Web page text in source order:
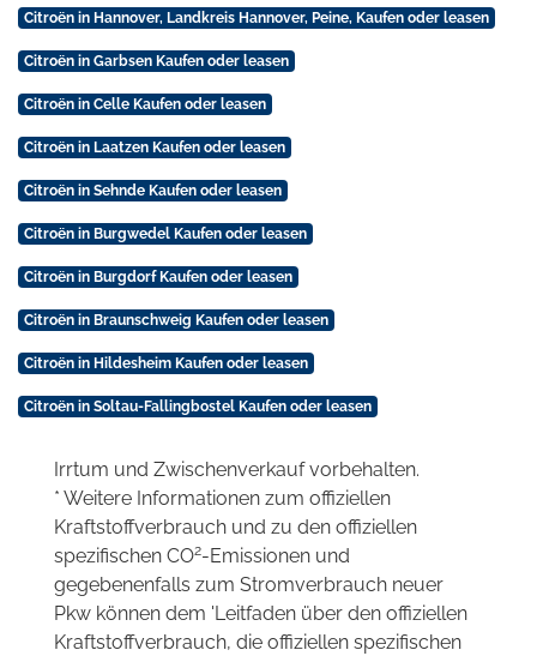
Citroën in Hannover, Landkreis Hannover, Peine, Kaufen oder leasen
Citroën in Garbsen Kaufen oder leasen
Citroën in Celle Kaufen oder leasen
Citroën in Laatzen Kaufen oder leasen
Citroën in Sehnde Kaufen oder leasen
Citroën in Burgwedel Kaufen oder leasen
Citroën in Burgdorf Kaufen oder leasen
Citroën in Braunschweig Kaufen oder leasen
Citroën in Hildesheim Kaufen oder leasen
Citroën in Soltau-Fallingbostel Kaufen oder leasen
Irrtum und Zwischenverkauf vorbehalten.
* Weitere Informationen zum offiziellen
Kraftstoffverbrauch und zu den offiziellen
spezifischen CO2-Emissionen und
gegebenenfalls zum Stromverbrauch neuer
Pkw können dem 'Leitfaden über den offiziellen
Kraftstoffverbrauch, die offiziellen spezifischen